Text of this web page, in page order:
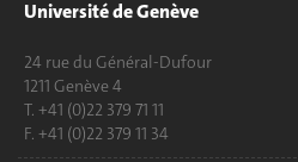
Université de Genève
24 rue du Général-Dufour
1211 Genève 4
T. +41 (0)22 379 71 11
F. +41 (0)22 379 11 34